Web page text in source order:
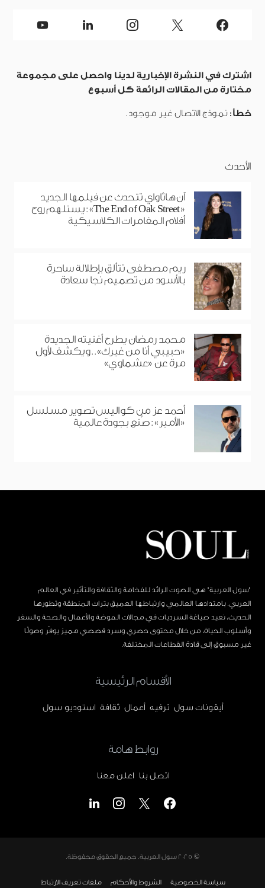
اشترك في النشرة الإخبارية لدينا واحصل على مجموعة
مختارة من المقالات الرائعة كل أسبوع
خطأ: نموذج الاتصال غير موجود.
الأحدث
آن هاثاواي تتحدث عن فيلمها الجديد
«The End of Oak Street»: يستلهم روح
أفلام المغامرات الكلاسيكية
ريم مصطفى تتألق بإطلالة ساحرة
بالأسود من تصميم نجا سعادة
محمد رمضان يطرح أغنيته الجديدة
«حبيبي أنا من غيرك».. ويكشف لأول
مرة عن «عشماوي»
أحمد عز من كواليس تصوير مسلسل
«الأمير»: صُنع بجودة عالمية
"سول العربية" هي الصوت الرائد للفخامة والثقافة والتأثير في العالم
العربي. بامتدادها العالمي وارتباطها العميق بتراث المنطقة وتطورها
الحديث، نعيد صياغة السرديات في مجالات الموضة والأعمال والصحة والسفر
وأسلوب الحياة، من خلال محتوى حصري وسرد قصصي مميز يوفّر وصولًا
غير مسبوق إلى قادة القطاعات المختلفة.
الأقسام الرئيسية
أيقونات سول ترفيه أعمال ثقافة استوديو سول
روابط هامة
اتصل بنا اعلن معنا
© 2025 سول العربية. جميع الحقوق محفوظة.
سياسة الخصوصية الشروط والأحكام ملفات تعريف الارتباط